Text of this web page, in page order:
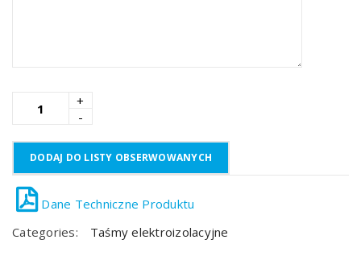
DODAJ DO LISTY OBSERWOWANYCH
Categories: Taśmy elektroizolacyjne